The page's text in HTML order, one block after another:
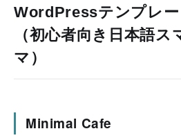
WordPressテンプレ
（初心者向き日本語ス
マ）
Minimal Cafe